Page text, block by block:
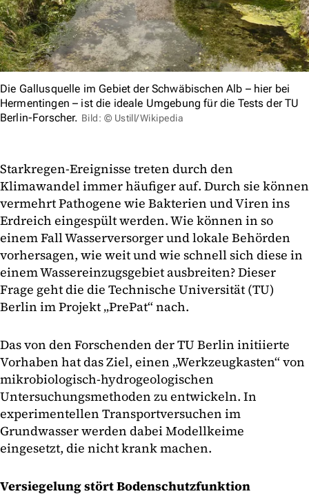
Die Gallusquelle im Gebiet der Schwäbischen Alb – hier bei
Hermentingen – ist die ideale Umgebung für die Tests der TU
Berlin-Forscher. Bild: © Ustill/Wikipedia
Starkregen-Ereignisse treten durch den
Klimawandel immer häufiger auf. Durch sie können
vermehrt Pathogene wie Bakterien und Viren ins
Erdreich eingespült werden. Wie können in so
einem Fall Wasserversorger und lokale Behörden
vorhersagen, wie weit und wie schnell sich diese in
einem Wassereinzugsgebiet ausbreiten? Dieser
Frage geht die die Technische Universität (TU)
Berlin im Projekt „PrePat“ nach.
Das von den Forschenden der TU Berlin initiierte
Vorhaben hat das Ziel, einen „Werkzeugkasten“ von
mikrobiologisch-hydrogeologischen
Untersuchungsmethoden zu entwickeln. In
experimentellen Transportversuchen im
Grundwasser werden dabei Modellkeime
eingesetzt, die nicht krank machen.
Versiegelung stört Bodenschutzfunktion